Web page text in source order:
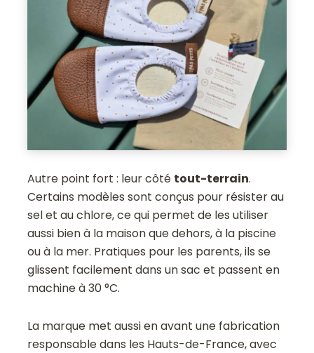
Autre point fort : leur côté tout-terrain.
Certains modèles sont conçus pour résister au
sel et au chlore, ce qui permet de les utiliser
aussi bien à la maison que dehors, à la piscine
ou à la mer. Pratiques pour les parents, ils se
glissent facilement dans un sac et passent en
machine à 30 °C.
La marque met aussi en avant une fabrication
responsable dans les Hauts-de-France, avec